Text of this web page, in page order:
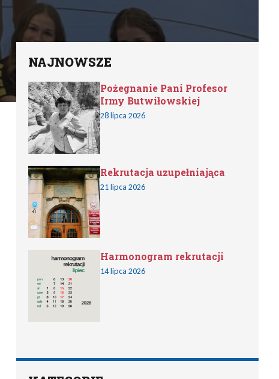
NAJNOWSZE
Pożegnanie Pani Profesor
Irmy Butwiłowskiej
28 lipca 2026
Rekrutacja uzupełniająca
21 lipca 2026
Harmonogram rekrutacji
14 lipca 2026